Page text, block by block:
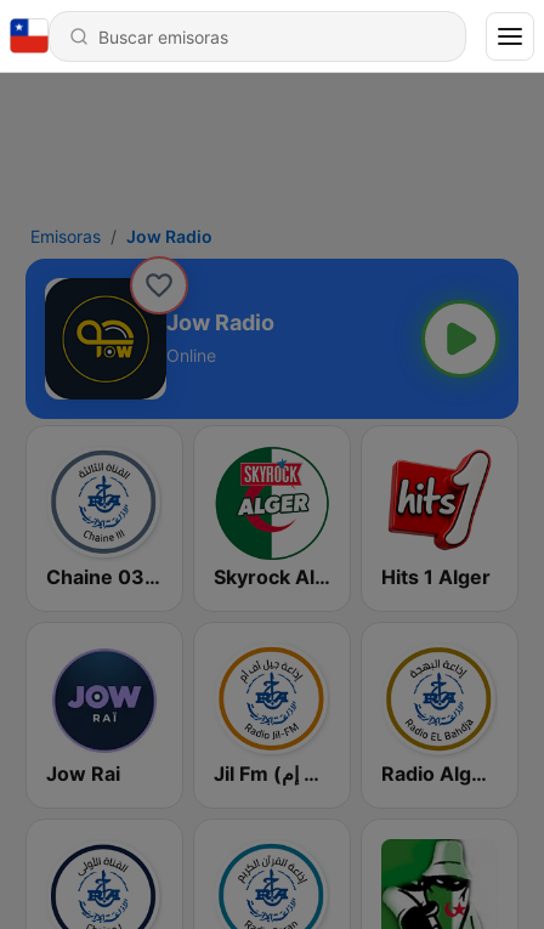
Emisoras Jow Radio
Jow Radio
Online
Chaine 03 (القناة الثالثة) Skyrock Alger Hits 1 Alger
Jow Rai Jil Fm (جيل إف إم) Radio Algérienne - El Bahdja (إذاعة البهجة)